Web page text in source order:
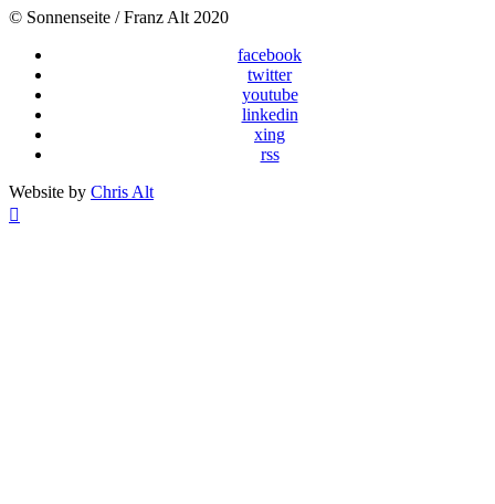
© Sonnenseite / Franz Alt 2020
facebook
twitter
youtube
linkedin
xing
rss
Website by Chris Alt